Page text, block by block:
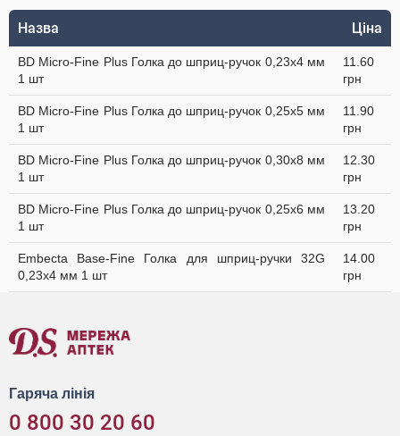
Назва Ціна
BD Micro-Fine Plus Голка до шприц-ручок 0,23х4 мм
1 шт
11.60
грн
BD Micro-Fine Plus Голка до шприц-ручок 0,25х5 мм
1 шт
11.90
грн
BD Micro-Fine Plus Голка до шприц-ручок 0,30х8 мм
1 шт
12.30
грн
BD Micro-Fine Plus Голка до шприц-ручок 0,25х6 мм
1 шт
13.20
грн
Embecta Base-Fine Голка для шприц-ручки 32G
0,23х4 мм 1 шт
14.00
грн
Гаряча лінія
0 800 30 20 60